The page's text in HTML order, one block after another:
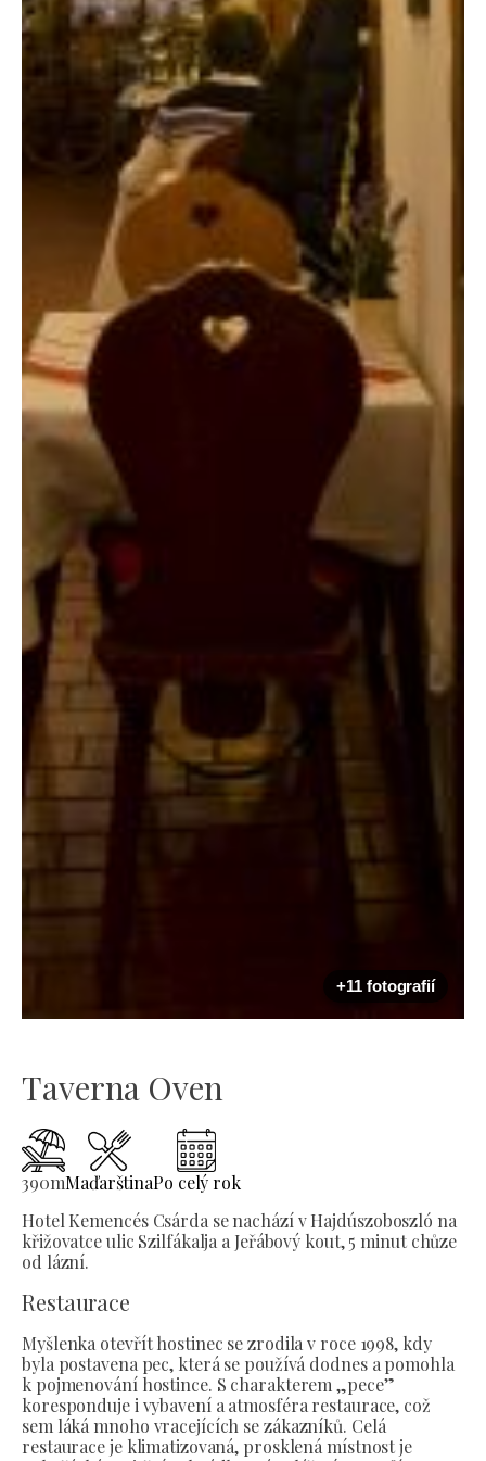
+11 fotografií
Taverna Oven
390mMaďarštinaPo celý rok
Hotel Kemencés Csárda se nachází v Hajdúszoboszló na
křižovatce ulic Szilfákalja a Jeřábový kout, 5 minut chůze
od lázní.
Restaurace
Myšlenka otevřít hostinec se zrodila v roce 1998, kdy
byla postavena pec, která se používá dodnes a pomohla
k pojmenování hostince. S charakterem „pece”
koresponduje i vybavení a atmosféra restaurace, což
sem láká mnoho vracejících se zákazníků. Celá
restaurace je klimatizovaná, prosklená místnost je